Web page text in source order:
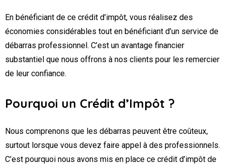
En bénéficiant de ce crédit d’impôt, vous réalisez des
économies considérables tout en bénéficiant d’un service de
débarras professionnel. C’est un avantage financier
substantiel que nous offrons à nos clients pour les remercier
de leur confiance.
Pourquoi un Crédit d’Impôt ?
Nous comprenons que les débarras peuvent être coûteux,
surtout lorsque vous devez faire appel à des professionnels.
C’est pourquoi nous avons mis en place ce crédit d’impôt de